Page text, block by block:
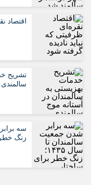
اقتصاد
تشریح
زنگ خطر